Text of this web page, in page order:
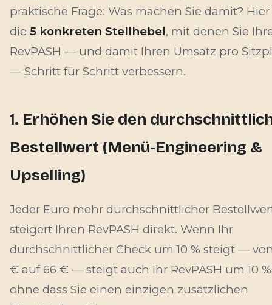
praktische Frage: Was machen Sie damit?
die 5 konkreten Stellhebel, mit denen Sie
RevPASH — und damit Ihren Umsatz pro
— Schritt für Schritt verbessern.
1. Erhöhen Sie den
Bestellwert (Menü-Engineering &
Upselling)
Jeder Euro mehr durchschnittlicher
steigert Ihren RevPASH direkt. Wenn Ihr
durchschnittlicher Check um 10 % steigt —
€ auf 66 € — steigt auch Ihr RevPASH um 10
ohne dass Sie einen einzigen zusätzlichen